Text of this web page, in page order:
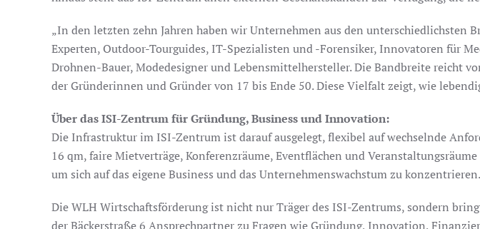
„In den letzten zehn Jahren haben wir Unternehmen aus den unterschiedlichsten
Experten, Outdoor-Tourguides, IT-Spezialisten und -Forensiker, Innovatoren für
Drohnen-Bauer, Modedesigner und Lebensmittelhersteller. Die Bandbreite reicht
der Gründerinnen und Gründer von 17 bis Ende 50. Diese Vielfalt zeigt, wie
Über das ISI-Zentrum für Gründung, Business und Innovation:
Die Infrastruktur im ISI-Zentrum ist darauf ausgelegt, flexibel auf wechselnde
16 qm, faire Mietverträge, Konferenzräume, Eventflächen und
um sich auf das eigene Business und das Unternehmenswachstum zu konzentrieren.
Die WLH Wirtschaftsförderung ist nicht nur Träger des ISI-Zentrums, sondern
der Bäckerstraße 6 Ansprechpartner zu Fragen wie Gründung, Innovation,